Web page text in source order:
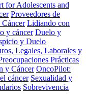
for Adolescents and
Proveedores de
Cáncer Lidiando con
y cáncer Duelo y
y Duelo
Legales, Laborales y
Prácticas
y Cáncer OncoPilot:
cáncer Sexualidad y
Sobrevivencia